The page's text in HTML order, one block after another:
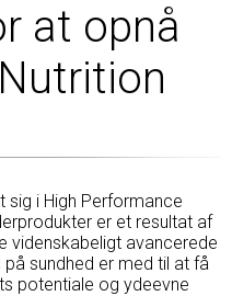
at opnå
sig i High Performance
er et resultat af
videnskabeligt avancerede
sundhed er med til at få
potentiale og ydeevne